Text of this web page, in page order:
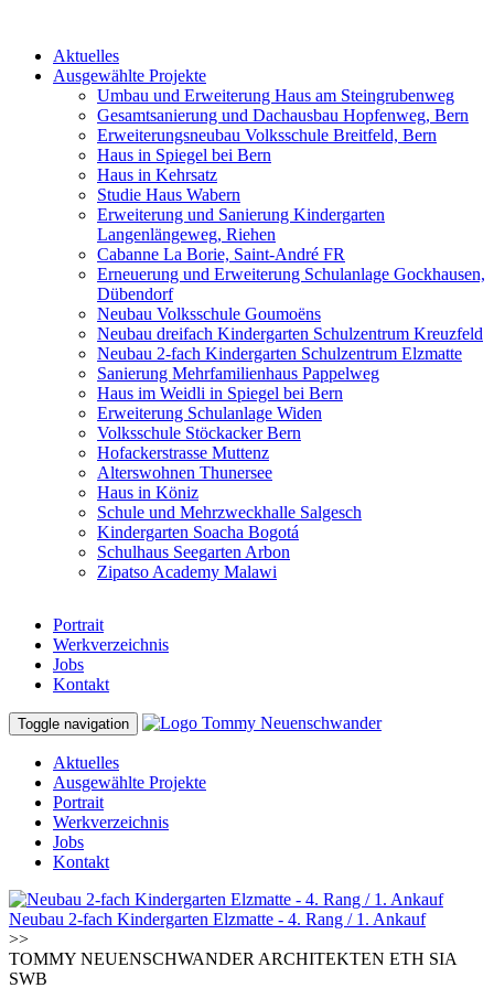
Aktuelles
Ausgewählte Projekte
Umbau und Erweiterung Haus am Steingrubenweg
Gesamtsanierung und Dachausbau Hopfenweg, Bern
Erweiterungsneubau Volksschule Breitfeld, Bern
Haus in Spiegel bei Bern
Haus in Kehrsatz
Studie Haus Wabern
Erweiterung und Sanierung Kindergarten
Langenlängeweg, Riehen
Cabanne La Borie, Saint-André FR
Erneuerung und Erweiterung Schulanlage Gockhausen,
Dübendorf
Neubau Volksschule Goumoëns
Neubau dreifach Kindergarten Schulzentrum Kreuzfeld
Neubau 2-fach Kindergarten Schulzentrum Elzmatte
Sanierung Mehrfamilienhaus Pappelweg
Haus im Weidli in Spiegel bei Bern
Erweiterung Schulanlage Widen
Volksschule Stöckacker Bern
Hofackerstrasse Muttenz
Alterswohnen Thunersee
Haus in Köniz
Schule und Mehrzweckhalle Salgesch
Kindergarten Soacha Bogotá
Schulhaus Seegarten Arbon
Zipatso Academy Malawi
Portrait
Werkverzeichnis
Jobs
Kontakt
Toggle navigation
Aktuelles
Ausgewählte Projekte
Portrait
Werkverzeichnis
Jobs
Kontakt
Neubau 2-fach Kindergarten Elzmatte - 4. Rang / 1. Ankauf
>>
TOMMY NEUENSCHWANDER ARCHITEKTEN ETH SIA
SWB